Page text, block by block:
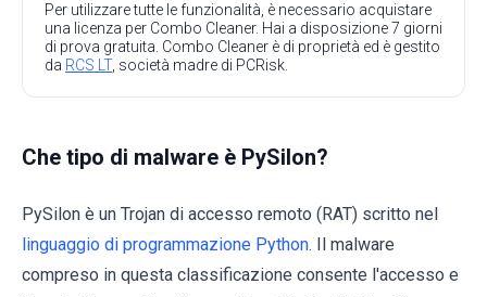
Per utilizzare tutte le funzionalità, è necessario acquistare
una licenza per Combo Cleaner. Hai a disposizione 7 giorni
di prova gratuita. Combo Cleaner è di proprietà ed è gestito
da RCS LT, società madre di PCRisk.
Che tipo di malware è PySilon?
PySilon è un Trojan di accesso remoto (RAT) scritto nel
linguaggio di programmazione Python. Il malware
compreso in questa classificazione consente l'accesso e